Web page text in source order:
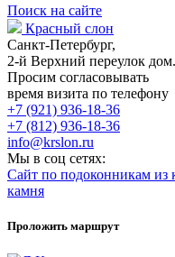
Поиск на сайте
Красный слон
Санкт-Петербург,
2-й Верхний переулок
Просим согласовывать
время визита по телефону
+7 (921) 936-18-36
+7 (812) 936-18-36
info@krslon.ru
Мы в соц сетях:
Сайт по подоконникам из
камня
Проложить маршрут